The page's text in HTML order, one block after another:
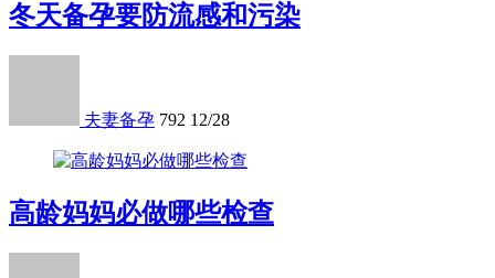
冬天备孕要防流感和污染
夫妻备孕 792 12/28
高龄妈妈必做哪些检查